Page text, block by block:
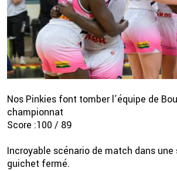
💦
Nos Pinkies font tomber l’équipe de
championnat
Score :100 / 89
Incroyable scénario de match dans
guichet fermé.